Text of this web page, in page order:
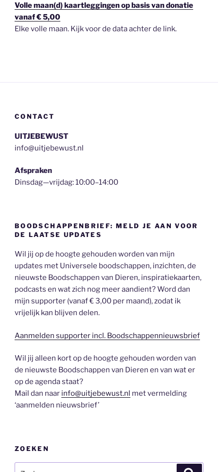
Volle maan(d) kaartleggingen op basis van donatie
vanaf € 5,00
Elke volle maan. Kijk voor de data achter de link.
CONTACT
UITJEBEWUST
info@uitjebewust.nl
Afspraken
Dinsdag—vrijdag: 10:00–14:00
BOODSCHAPPENBRIEF: MELD JE AAN VOOR
DE LAATSE UPDATES
Wil jij op de hoogte gehouden worden van mijn
updates met Universele boodschappen, inzichten, de
nieuwste Boodschappen van Dieren, inspiratiekaarten,
podcasts en wat zich nog meer aandient? Word dan
mijn supporter (vanaf € 3,00 per maand), zodat ik
vrijelijk kan blijven delen.
Aanmelden supporter incl. Boodschappennieuwsbrief
Wil jij alleen kort op de hoogte gehouden worden van
de nieuwste Boodschappen van Dieren en van wat er
op de agenda staat?
Mail dan naar info@uitjebewust.nl met vermelding
‘aanmelden nieuwsbrief’
ZOEKEN